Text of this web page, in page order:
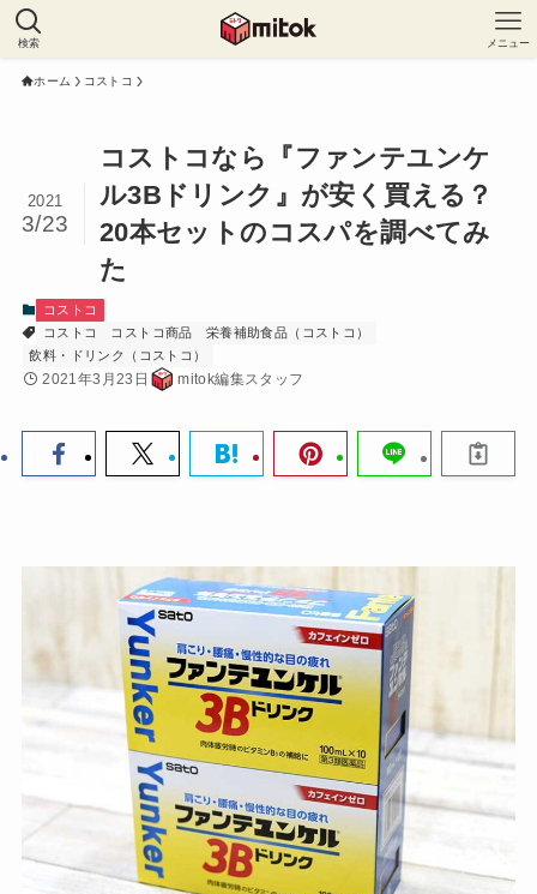
検索 メニュー
ホーム コストコ
コストコなら『ファンテユンケ
ル3Bドリンク』が安く買える？
20本セットのコスパを調べてみ
た
2021
3/23
コストコ
コストコ
コストコ商品
栄養補助食品（コストコ）
飲料・ドリンク（コストコ）
2021年3月23日 mitok編集スタッフ